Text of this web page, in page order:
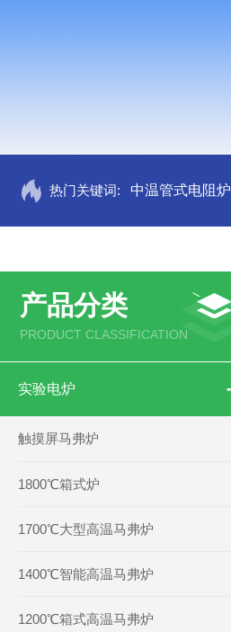
热门关键词: 中温管式电阻炉
产品分类
PRODUCT CLASSIFICATION
实验电炉
触摸屏马弗炉
1800℃箱式炉
1700℃大型高温马弗炉
1400℃智能高温马弗炉
1200℃箱式高温马弗炉